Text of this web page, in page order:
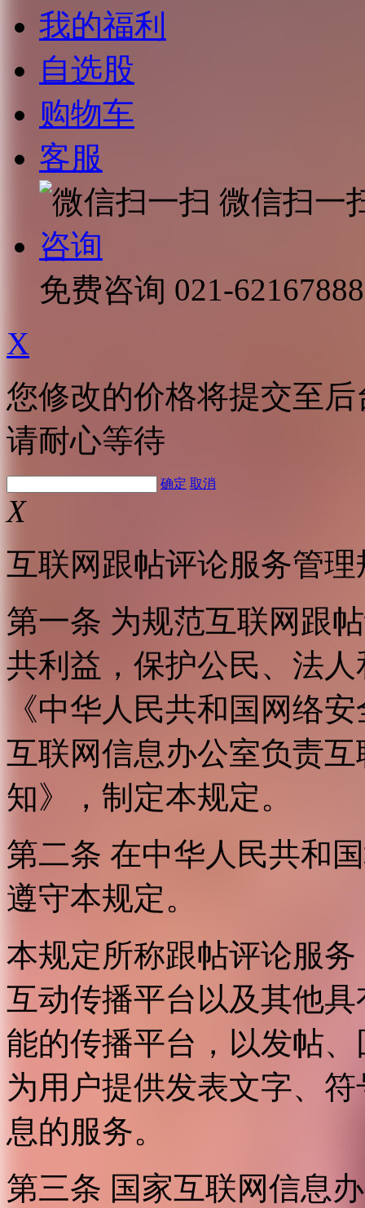
我的福利
自选股
购物车
客服
微信扫一
咨询
免费咨询 021-62167888
X
您修改的价格将提交至
请耐心等待
确定 取消
X
互联网跟帖评论服务管理
第一条 为规范互联网跟
共利益，保护公民、法
《中华人民共和国网络
互联网信息办公室负责
知》，制定本规定。
第二条 在中华人民共和
遵守本规定。
本规定所称跟帖评论服
互动传播平台以及其他
能的传播平台，以发帖
为用户提供发表文字、
息的服务。
第三条 国家互联网信息